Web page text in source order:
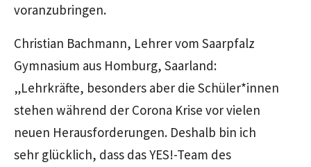
voranzubringen.
Christian Bachmann, Lehrer vom Saarpfalz
Gymnasium aus Homburg, Saarland:
„Lehrkräfte, besonders aber die Schüler*innen
stehen während der Corona Krise vor vielen
neuen Herausforderungen. Deshalb bin ich
sehr glücklich, dass das YES!-Team des